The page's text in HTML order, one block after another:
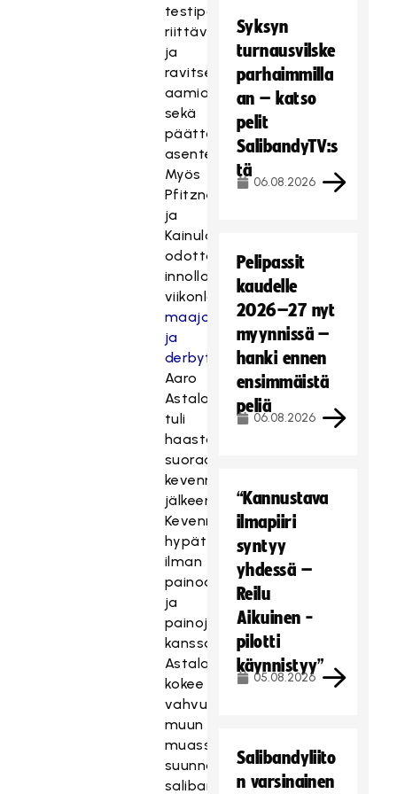
testipäivään
riittävällä
ja
ravitsevalla
aamiaisella
sekä
päättäväisellä
asenteella.
Myös
Pfitzner
ja
Kainulainen
odottavat
innolla
viikonlopun
maajoukkue-
ja
derbytapahtumaa.
Aaro
Astala
tuli
haastatteluun
suoraan
kevennyshyppytestin
jälkeen.
Kevennythypyt
hypättiin
ilman
painoa
ja
painojen
kanssa.
Astala
kokee
vahvuuksikseen
muun
muassa
suunnanmuutostestit
salibandypallon
Syksyn
turnausvilske
parhaimmilla
an – katso
pelit
SalibandyTV:s
tä
06.08.2026
Pelipassit
kaudelle
2026–27 nyt
myynnissä –
hanki ennen
ensimmäistä
peliä
06.08.2026
“Kannustava
ilmapiiri
syntyy
yhdessä –
Reilu
Aikuinen -
pilotti
käynnistyy”
05.08.2026
Salibandyliito
n varsinainen